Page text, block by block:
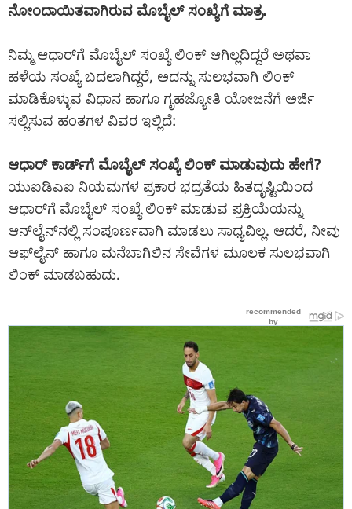
ನೋಂದಾಯಿತವಾಗಿರುವ ಮೊಬೈಲ್ ಸಂಖ್ಯೆಗೆ ಮಾತ್ರ.
ನಿಮ್ಮ ಆಧಾರ್‌ಗೆ ಮೊಬೈಲ್ ಸಂಖ್ಯೆ ಲಿಂಕ್ ಆಗಿಲ್ಲದಿದ್ದರೆ ಅಥವಾ
ಹಳೆಯ ಸಂಖ್ಯೆ ಬದಲಾಗಿದ್ದರೆ, ಅದನ್ನು ಸುಲಭವಾಗಿ ಲಿಂಕ್
ಮಾಡಿಕೊಳ್ಳುವ ವಿಧಾನ ಹಾಗೂ ಗೃಹಜ್ಯೋತಿ ಯೋಜನೆಗೆ ಅರ್ಜಿ
ಸಲ್ಲಿಸುವ ಹಂತಗಳ ವಿವರ ಇಲ್ಲಿದೆ:
ಆಧಾರ್ ಕಾರ್ಡ್‌ಗೆ ಮೊಬೈಲ್ ಸಂಖ್ಯೆ ಲಿಂಕ್ ಮಾಡುವುದು ಹೇಗೆ?
ಯುಐಡಿಎಐ ನಿಯಮಗಳ ಪ್ರಕಾರ ಭದ್ರತೆಯ ಹಿತದೃಷ್ಟಿಯಿಂದ
ಆಧಾರ್‌ಗೆ ಮೊಬೈಲ್ ಸಂಖ್ಯೆ ಲಿಂಕ್ ಮಾಡುವ ಪ್ರಕ್ರಿಯೆಯನ್ನು
ಆನ್‌ಲೈನ್‌ನಲ್ಲಿ ಸಂಪೂರ್ಣವಾಗಿ ಮಾಡಲು ಸಾಧ್ಯವಿಲ್ಲ. ಆದರೆ, ನೀವು
ಆಫ್‌ಲೈನ್ ಹಾಗೂ ಮನೆಬಾಗಿಲಿನ ಸೇವೆಗಳ ಮೂಲಕ ಸುಲಭವಾಗಿ
ಲಿಂಕ್ ಮಾಡಬಹುದು.